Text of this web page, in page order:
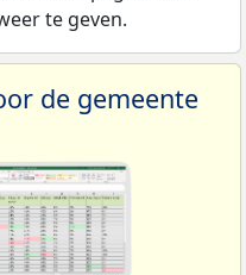
te geven.
de gemeente